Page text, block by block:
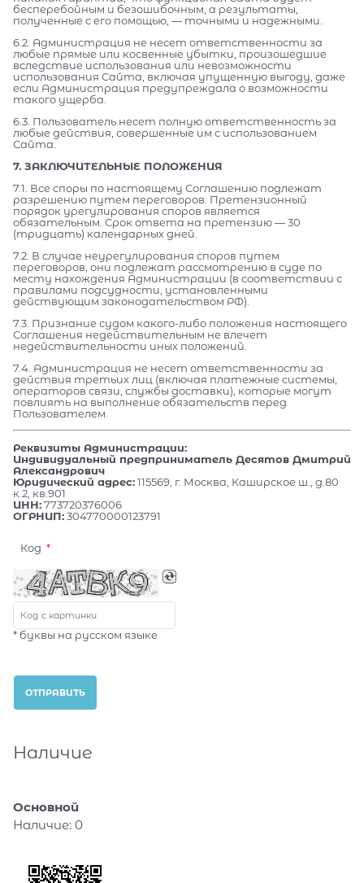
бесперебойным и безошибочным, а результаты,
полученные с его помощью, — точными и надежными.
6.2. Администрация не несет ответственности за
любые прямые или косвенные убытки, произошедшие
вследствие использования или невозможности
использования Сайта, включая упущенную выгоду, даже
если Администрация предупреждала о возможности
такого ущерба.
6.3. Пользователь несет полную ответственность за
любые действия, совершенные им с использованием
Сайта.
7. ЗАКЛЮЧИТЕЛЬНЫЕ ПОЛОЖЕНИЯ
7.1. Все споры по настоящему Соглашению подлежат
разрешению путем переговоров. Претензионный
порядок урегулирования споров является
обязательным. Срок ответа на претензию — 30
(тридцать) календарных дней.
7.2. В случае неурегулирования споров путем
переговоров, они подлежат рассмотрению в суде по
месту нахождения Администрации (в соответствии с
правилами подсудности, установленными
действующим законодательством РФ).
7.3. Признание судом какого-либо положения настоящего
Соглашения недействительным не влечет
недействительности иных положений.
7.4. Администрация не несет ответственности за
действия третьих лиц (включая платежные системы,
операторов связи, службы доставки), которые могут
повлиять на выполнение обязательств перед
Пользователем.
Реквизиты Администрации:
Индивидуальный предприниматель Десятов Дмитрий
Александрович
Юридический адрес:115569, г. Москва, Каширское ш., д.80
к.2, кв.901
ИНН:773720376006
ОГРНИП:304770000123791
Код
* буквы на русском языке
Наличие
Основной
Наличие: 0